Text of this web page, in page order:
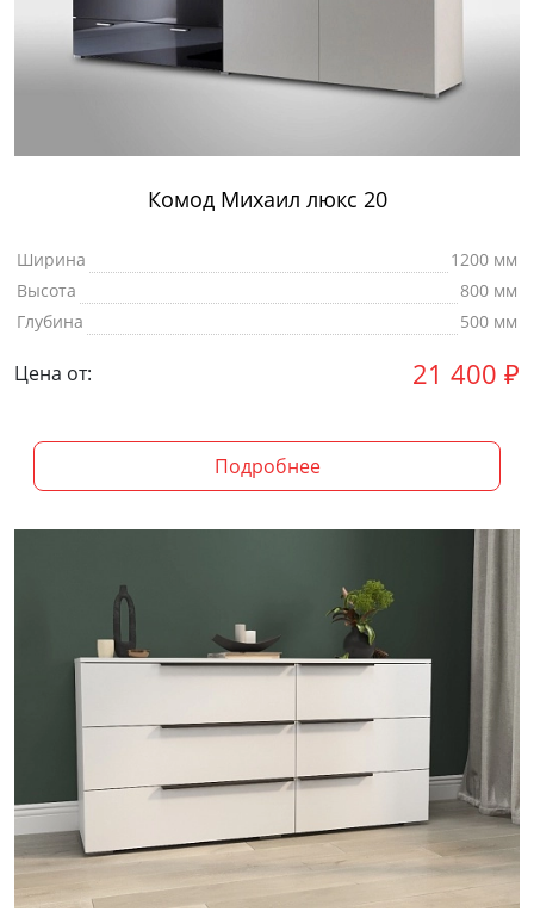
Комод Михаил люкс 20
Ширина
1200 мм
Высота
800 мм
Глубина
500 мм
Цена от: 21 400 ₽
Подробнее